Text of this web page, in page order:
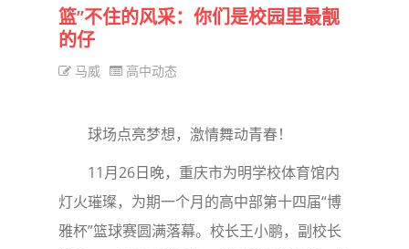
篮”不住的风采：你们是校园里最靓
的仔
马威 高中动态
球场点亮梦想，激情舞动青春！
11月26日晚，重庆市为明学校体育馆内
灯火璀璨，为期一个月的高中部第十四届“博
雅杯”篮球赛圆满落幕。校长王小鹏，副校长